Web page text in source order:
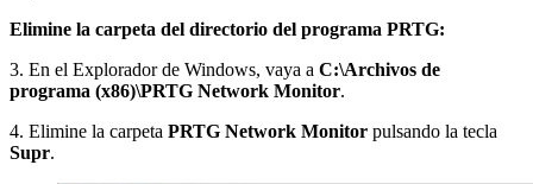
Elimine la carpeta del directorio del programa PRTG:
3. En el Explorador de Windows, vaya a C:\Archivos de
programa (x86)\PRTG Network Monitor.
4. Elimine la carpeta PRTG Network Monitor pulsando la tecla
Supr.